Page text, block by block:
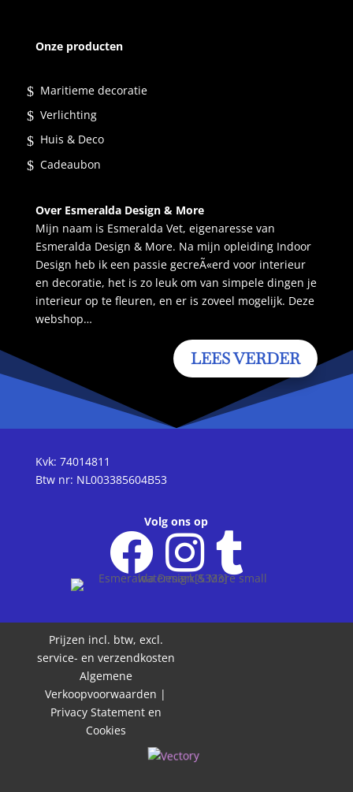
Onze producten
Maritieme decoratie
Verlichting
Huis & Deco
Cadeaubon
Over Esmeralda Design & More
Mijn naam is Esmeralda Vet, eigenaresse van
Esmeralda Design & More. Na mijn opleiding Indoor
Design heb ik een passie gecreÃ«erd voor interieur
en decoratie, het is zo leuk om van simpele dingen je
interieur op te fleuren, en er is zoveel mogelijk. Deze
webshop…
LEES VERDER
Kvk: 74014811
Btw nr: NL003385604B53
Volg ons op
Prijzen incl. btw, excl.
service- en verzendkosten
Algemene
Verkoopvoorwaarden |
Privacy Statement en
Cookies